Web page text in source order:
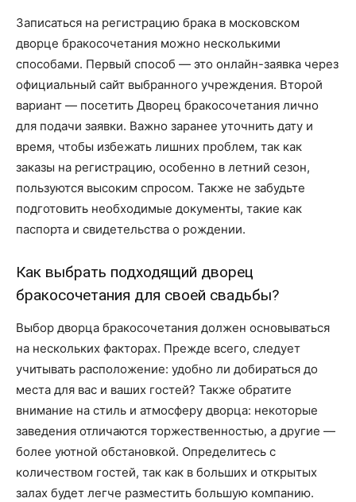
Записаться на регистрацию брака в московском
дворце бракосочетания можно несколькими
способами. Первый способ — это онлайн-заявка через
официальный сайт выбранного учреждения. Второй
вариант — посетить Дворец бракосочетания лично
для подачи заявки. Важно заранее уточнить дату и
время, чтобы избежать лишних проблем, так как
заказы на регистрацию, особенно в летний сезон,
пользуются высоким спросом. Также не забудьте
подготовить необходимые документы, такие как
паспорта и свидетельства о рождении.
Как выбрать подходящий дворец
бракосочетания для своей свадьбы?
Выбор дворца бракосочетания должен основываться
на нескольких факторах. Прежде всего, следует
учитывать расположение: удобно ли добираться до
места для вас и ваших гостей? Также обратите
внимание на стиль и атмосферу дворца: некоторые
заведения отличаются торжественностью, а другие —
более уютной обстановкой. Определитесь с
количеством гостей, так как в больших и открытых
залах будет легче разместить большую компанию.